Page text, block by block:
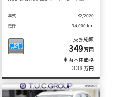
年式：
R2/2020
走行：
34,000 km
支払総額
349万円
車両本体価格
338 万円